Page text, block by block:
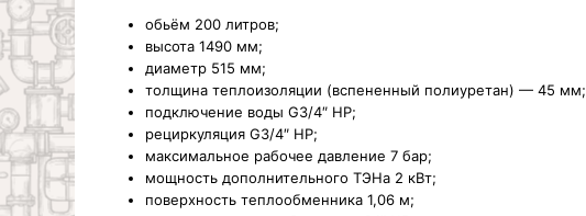
обьём 200 литров;
высота 1490 мм;
диаметр 515 мм;
толщина теплоизоляции (вспененный полиуретан) — 45 мм;
подключение воды G3/4″ НР;
рециркуляция G3/4″ НР;
максимальное рабочее давление 7 бар;
мощность дополнительного ТЭНа 2 кВт;
поверхность теплообменника 1,06 м;